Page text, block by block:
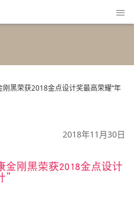
黑荣获2018金点设计奖最高荣耀“年
2018年11月30日
刚黑荣获2018金点设计
”